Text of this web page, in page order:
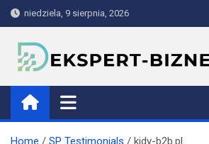
Skip
to
content
niedziela, 9 sierpnia, 2026
ekspert-
Home SP Testimonials kidy-b2b.pl